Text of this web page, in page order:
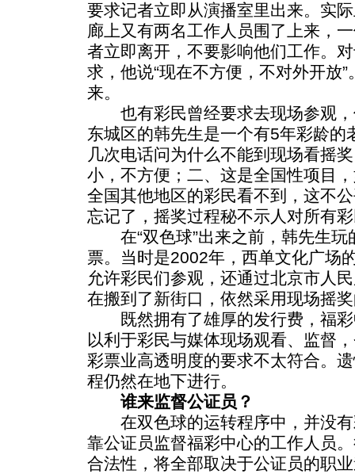
要求记者立即从演播室里出来。实
廊上又有两名工作人员围了上来，
者立即离开，不要影响他们工作。
求，他说“现在不方便，不对外开放
来。
也有彩民曾经要求去现场参观，
东城区的韩先生是一个有5年彩龄的
几次电话问为什么不能到现场看摇
小，不方便；二、这是全国性项目
全国其他地区的彩民看不到，这不
忘记了，摇奖过程秘不示人对所有
在“双色球”出来之前，韩先生玩
票。当时是2002年，西单文化广场
允许彩民们参观，还通过北京市人
在搬到了新街口，依然采用现场摇
既然拥有了雄厚的发行费，福彩
以利于彩民与媒体现场观看、监督
彩票业高透明度的要求不太符合。
程仍然在地下进行。
谁来监督公证员？
在双色球的运转程序中，并没有
靠公证员监督福彩中心的工作人员
合法性，将全部取决于公证员的职